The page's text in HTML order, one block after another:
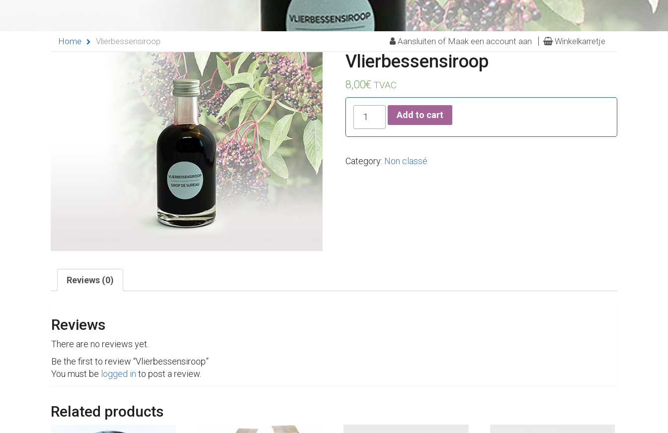
Home Vlierbessensiroop Aansluiten of Maak een account aan Winkelkarretje
Vlierbessensiroop
8,00€ TVAC
Vlierbessensiroop
quantity
Add to cart
Category: Non classé
Reviews (0)
Reviews
There are no reviews yet.
Be the first to review “Vlierbessensiroop”
You must be logged in to post a review.
Related products